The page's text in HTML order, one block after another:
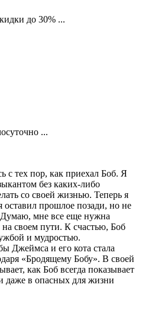
до 30% ...
...
с тех пор, как приехал Боб. Я
без каких-либо
со своей жизнью. Теперь я
оставил прошлое позади, но не
Думаю, мне все еще нужна
на своем пути. К счастью, Боб
и мудростью.
Джеймса и его кота стала
«Бродящему Бобу». В своей
как Боб всегда показывает
даже в опасных для жизни